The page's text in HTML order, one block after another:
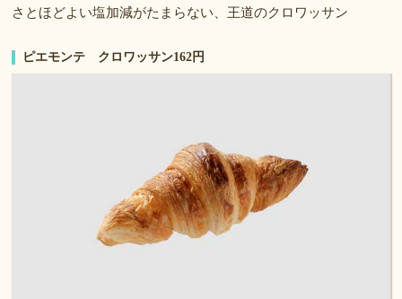
さとほどよい塩加減がたまらない、王道のクロワッサン
ピエモンテ クロワッサン162円